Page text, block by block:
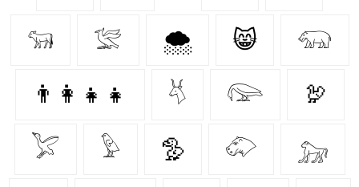
𓃔 𓅛 🌨️ 😸 𓃯
👨‍👩‍👧‍👧 𓄃 𓅼 🦃
𓅯 𓅱 🦤 𓄁 𓃷